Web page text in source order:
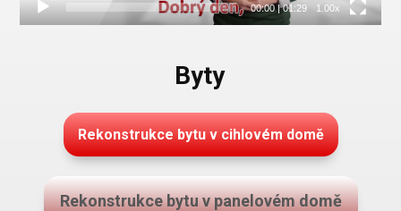
00:00|01:29 1.00x
Byty
Rekonstrukce bytu v cihlovém domě
Rekonstrukce bytu v panelovém domě